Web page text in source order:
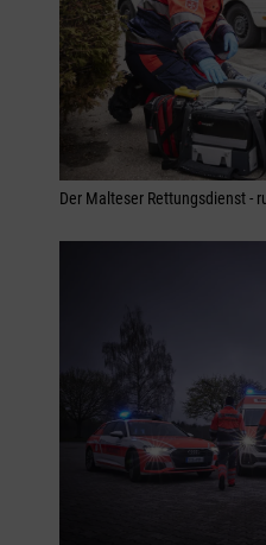
Der Malteser Rettungsdienst -